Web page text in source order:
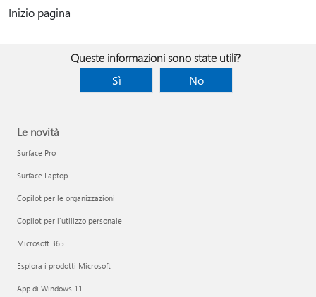
Inizio pagina
Queste informazioni sono state utili?
Sì
No
Le novità
Surface Pro
Surface Laptop
Copilot per le organizzazioni
Copilot per l'utilizzo personale
Microsoft 365
Esplora i prodotti Microsoft
App di Windows 11